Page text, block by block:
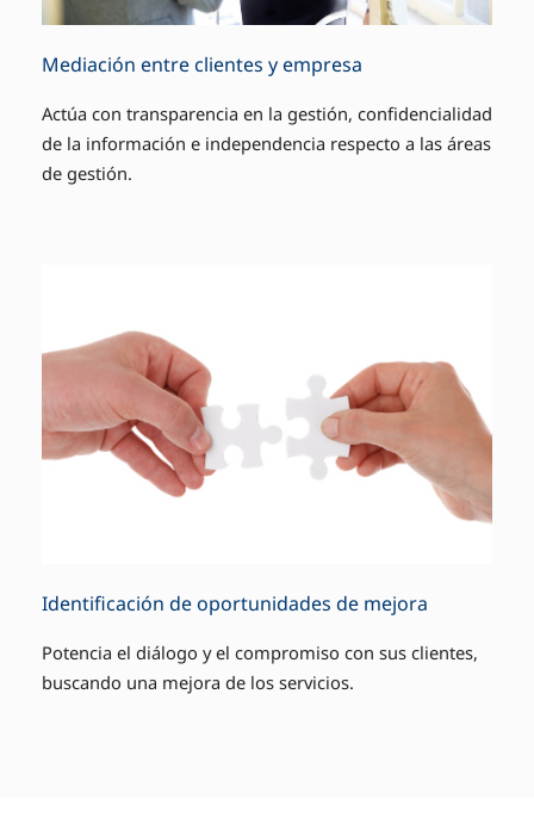
Mediación entre clientes y empresa
Actúa con transparencia en la gestión, confidencialidad
de la información e independencia respecto a las áreas
de gestión.
Identificación de oportunidades de mejora
Potencia el diálogo y el compromiso con sus clientes,
buscando una mejora de los servicios.